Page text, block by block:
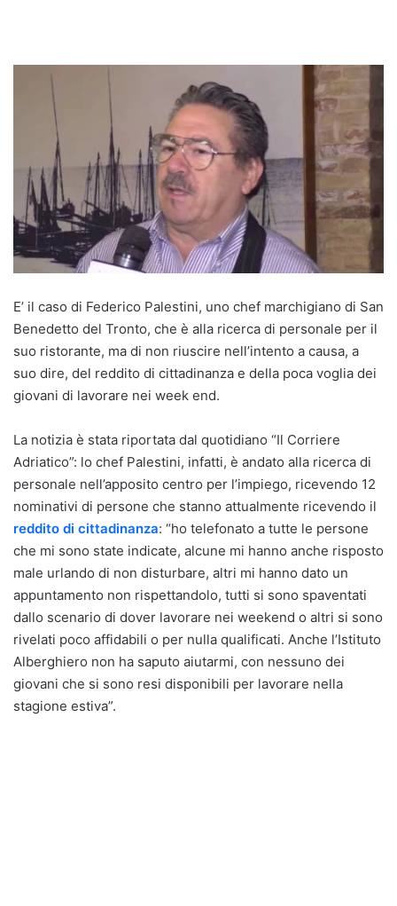
E’ il caso di Federico Palestini, uno chef marchigiano di San
Benedetto del Tronto, che è alla ricerca di personale per il
suo ristorante, ma di non riuscire nell’intento a causa, a
suo dire, del reddito di cittadinanza e della poca voglia dei
giovani di lavorare nei week end.
La notizia è stata riportata dal quotidiano “Il Corriere
Adriatico”: lo chef Palestini, infatti, è andato alla ricerca di
personale nell’apposito centro per l’impiego, ricevendo 12
nominativi di persone che stanno attualmente ricevendo il
reddito di cittadinanza: “ho telefonato a tutte le persone
che mi sono state indicate, alcune mi hanno anche risposto
male urlando di non disturbare, altri mi hanno dato un
appuntamento non rispettandolo, tutti si sono spaventati
dallo scenario di dover lavorare nei weekend o altri si sono
rivelati poco affidabili o per nulla qualificati. Anche l’Istituto
Alberghiero non ha saputo aiutarmi, con nessuno dei
giovani che si sono resi disponibili per lavorare nella
stagione estiva”.